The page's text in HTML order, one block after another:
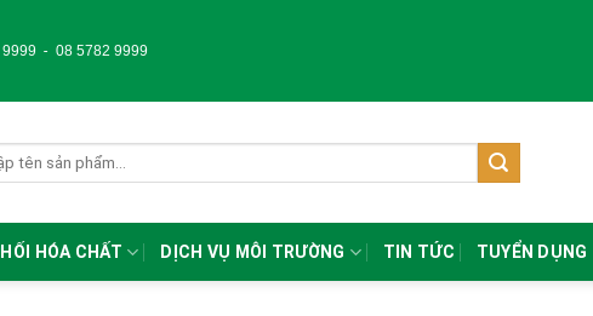
- 08 5782 9999
HÓA CHẤT DỊCH VỤ MÔI TRƯỜNG TIN TỨC TUYỂN DỤNG